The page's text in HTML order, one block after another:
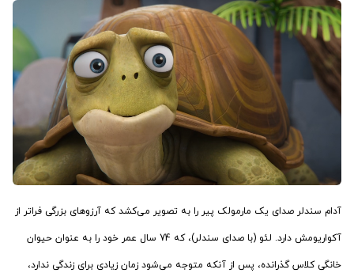
آدام سندلر صدای یک مارمولک پیر را به تصویر می‌کشد که آرزوهای بزرگی فراتر از
آکواریومش دارد. لئو (با صدای سندلر)، که 74 سال عمر خود را به عنوان حیوان
خانگی کلاس گذرانده، پس از آنکه متوجه می‌شود زمان زیادی برای زندگی ندارد،